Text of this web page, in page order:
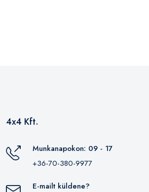
4x4 Kft.
Munkanapokon: 09 - 17
+36-70-380-9977
E-mailt küldene?